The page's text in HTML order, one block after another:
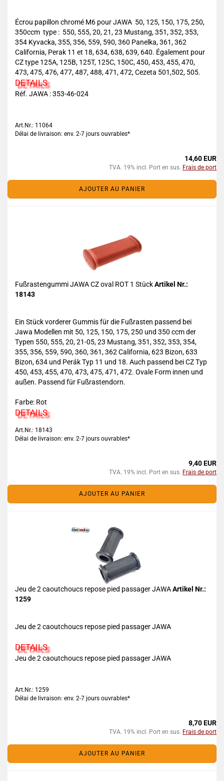
Écrou papillon chromé M6 pour JAWA 50, 125, 150, 175, 250,
350ccm type : 550, 555, 20, 21, 23 Mustang, 351, 352, 353,
354 Kyvacka, 355, 356, 559, 590, 360 Panelka, 361, 362
California, Perak 11 et 18, 634, 638, 639, 640. Également pour
CZ type 125A, 125B, 125T, 125C, 150C, 450, 453, 455, 470,
473, 475, 476, 477, 487, 488, 471, 472, Cezeta 501,502, 505.
DETAILS
Réf. JAWA : 353-46-024
Art.Nr.: 11064
Délai de livraison: env. 2-7 jours ouvrables*
14,60 EUR
TVA. 19% incl. Port en sus. Frais de port
AJOUTER AU PANIER
Fußrastengummi JAWA CZ oval ROT 1 StückArtikel Nr.:
18143
Ein Stück vorderer Gummis für die Fußrasten passend bei
Jawa Modellen mit 50, 125, 150, 175, 250 und 350 ccm der
Typen 550, 555, 20, 21-05, 23 Mustang, 351, 352, 353, 354,
355, 356, 559, 590, 360, 361, 362 California, 623 Bizon, 633
Bizon, 634 und Perák Typ 11 und 18. Auch passend bei CZ Typ
450, 453, 455, 470, 473, 475, 471, 472. Ovale Form innen und
außen. Passend für Fußrastendorn.
Farbe: Rot
DETAILS
Art.Nr.: 18143
Délai de livraison: env. 2-7 jours ouvrables*
9,40 EUR
TVA. 19% incl. Port en sus. Frais de port
AJOUTER AU PANIER
Jeu de 2 caoutchoucs repose pied passager JAWAArtikel Nr.:
1259
Jeu de 2 caoutchoucs repose pied passager JAWA
DETAILS
Jeu de 2 caoutchoucs repose pied passager JAWA
Art.Nr.: 1259
Délai de livraison: env. 2-7 jours ouvrables*
8,70 EUR
TVA. 19% incl. Port en sus. Frais de port
AJOUTER AU PANIER